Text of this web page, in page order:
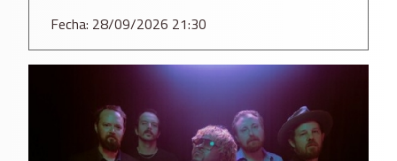
Fecha: 28/09/2026 21:30